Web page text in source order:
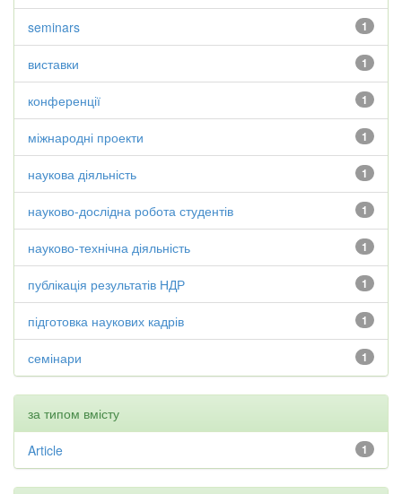
1
seminars
1
виставки
1
конференції
1
міжнародні проекти
1
наукова діяльність
1
науково-дослідна робота студентів
1
науково-технічна діяльність
1
публікація результатів НДР
1
підготовка наукових кадрів
1
семінари
за типом вмісту
1
Article